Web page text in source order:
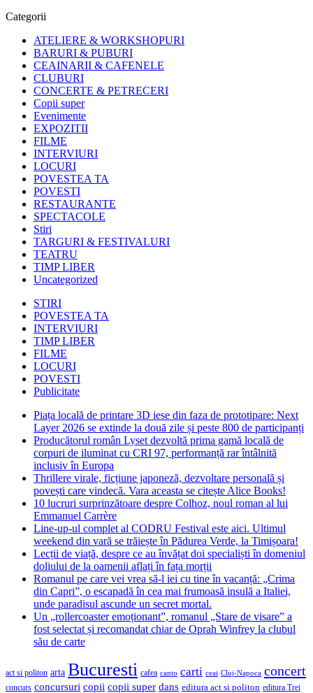
Categorii
ATELIERE & WORKSHOPURI
BARURI & PUBURI
CEAINARII & CAFENELE
CLUBURI
CONCERTE & PETRECERI
Copii super
Evenimente
EXPOZITII
FILME
INTERVIURI
LOCURI
POVESTEA TA
POVESTI
RESTAURANTE
SPECTACOLE
Stiri
TARGURI & FESTIVALURI
TEATRU
TIMP LIBER
Uncategorized
STIRI
POVESTEA TA
INTERVIURI
TIMP LIBER
FILME
LOCURI
POVESTI
Publicitate
Piața locală de printare 3D iese din faza de prototipare: Next
Layer 2026 se extinde la două zile și peste 800 de participanți
Producătorul român Lyset dezvoltă prima gamă locală de
corpuri de iluminat cu CRI 97, performanță rar întâlnită
inclusiv în Europa
Thrillere virale, ficțiune japoneză, dezvoltare personală și
povești care vindecă. Vara aceasta se citește Alice Books!
10 lucruri surprinzătoare despre Colhoz, noul roman al lui
Emmanuel Carrère
Line-up-ul complet al CODRU Festival este aici. Ultimul
weekend din vară se trăiește în Pădurea Verde, la Timișoara!
Lecții de viață, despre ce au învățat doi specialiști în domeniul
doliului de la oamenii aflați în fața morții
Romanul pe care vei vrea să-l iei cu tine în vacanță: „Crima
din Capri”, o escapadă în cea mai frumoasă insulă a Italiei,
unde paradisul ascunde un secret mortal.
Un „rollercoaster emoționant”, romanul „Stare de visare” a
fost selectat și recomandat chiar de Oprah Winfrey la clubul
său de carte
act si politon arta Bucuresti cafea canto carti ceai Cluj-Napoca concert
concurs concursuri copii copii super dans editura act si politon editura Trei